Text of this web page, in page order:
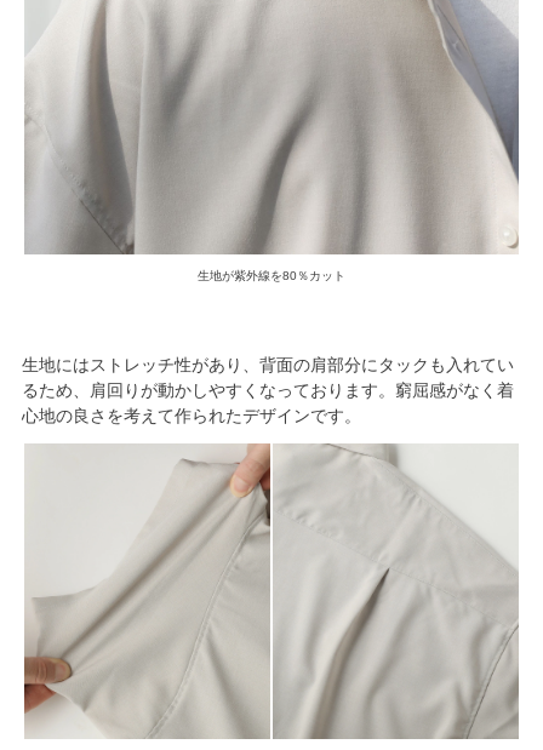
生地が紫外線を80％カット
生地にはストレッチ性があり、背面の肩部分にタックも入れてい
るため、肩回りが動かしやすくなっております。窮屈感がなく着
心地の良さを考えて作られたデザインです。